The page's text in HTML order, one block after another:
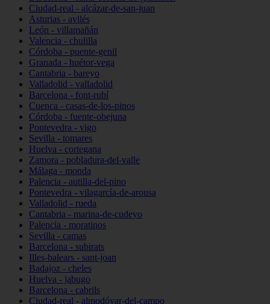
Ciudad-real - alcázar-de-san-juan
Asturias - avilés
León - villamañán
Valencia - chulilla
Córdoba - puente-genil
Granada - huétor-vega
Cantabria - bareyo
Valladolid - valladolid
Barcelona - font-rubí
Cuenca - casas-de-los-pinos
Córdoba - fuente-obejuna
Pontevedra - vigo
Sevilla - tomares
Huelva - cortegana
Zamora - pobladura-del-valle
Málaga - monda
Palencia - autilla-del-pino
Pontevedra - vilagarcía-de-arousa
Valladolid - rueda
Cantabria - marina-de-cudeyo
Palencia - moratinos
Sevilla - camas
Barcelona - subirats
Illes-balears - sant-joan
Badajoz - cheles
Huelva - jabugo
Barcelona - cabrils
Ciudad-real - almodóvar-del-campo